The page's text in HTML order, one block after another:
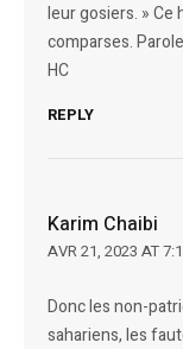
leur gosiers. » Ce
comparses.
HC
REPLY
Karim Chaibi
AVR 21, 2023 AT
Donc les non-
sahariens, les